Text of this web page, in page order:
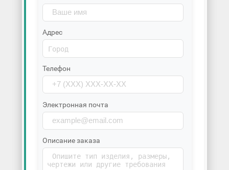
Адрес
Телефон
Электронная почта
Описание заказа